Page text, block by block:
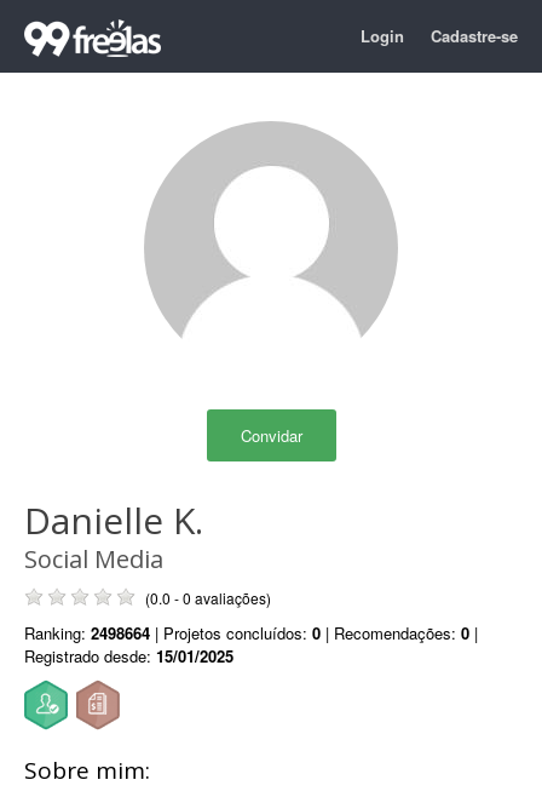
Login Cadastre-se
Convidar
Danielle K.
Social Media
(0.0 - 0 avaliações)
Ranking: 2498664 | Projetos concluídos: 0 | Recomendações: 0 |
Registrado desde: 15/01/2025
Sobre mim: